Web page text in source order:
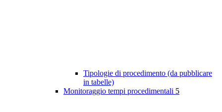
Tipologie di procedimento (da pubblicare
in tabelle)
Monitoraggio tempi procedimentali 5